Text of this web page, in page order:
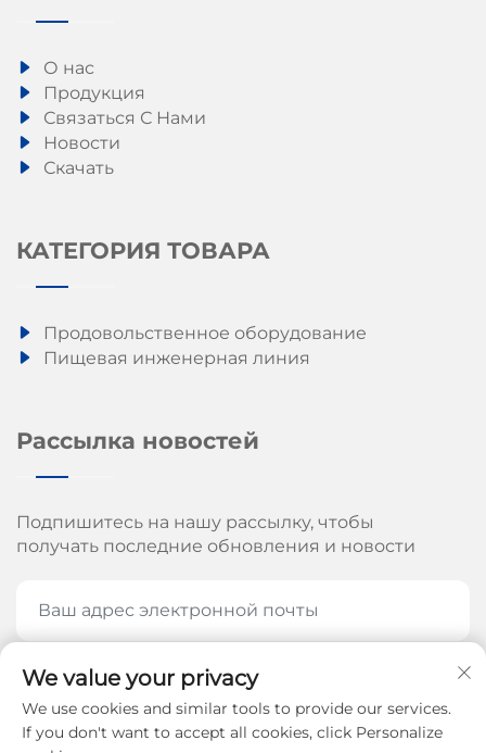
О нас
Продукция
Связаться С Нами
Новости
Скачать
КАТЕГОРИЯ ТОВАРА
Продовольственное оборудование
Пищевая инженерная линия
Рассылка новостей
Подпишитесь на нашу рассылку, чтобы
получать последние обновления и новости
ПОДПИШИТЕСЬ СЕЙЧАС
We value your privacy
We use cookies and similar tools to provide our services.
If you don't want to accept all cookies, click Personalize